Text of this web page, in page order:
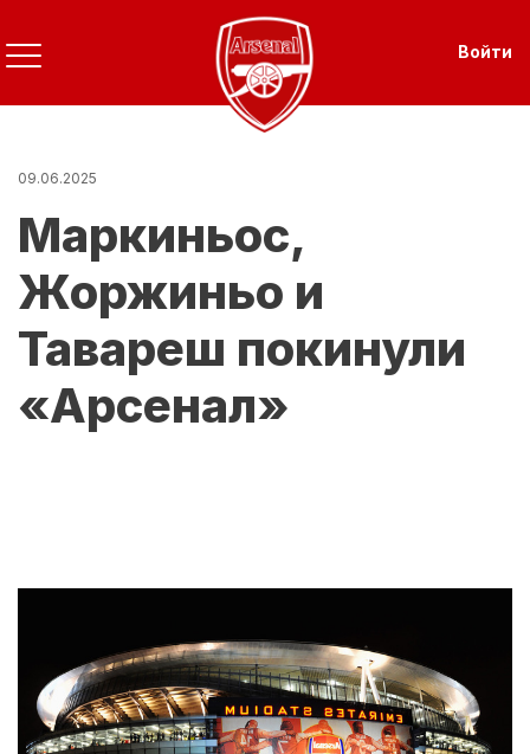
Перейти
к
основному
содержанию
Войти
09.06.2025
Маркиньос,
Жоржиньо и
Тавареш покинули
«Арсенал»